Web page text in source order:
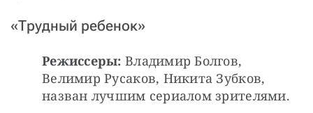
«Трудный ребенок»
Режиссеры: Владимир Болгов,
Велимир Русаков, Никита Зубков,
назван лучшим сериалом зрителями.